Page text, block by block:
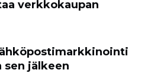
verkkokaupan
sen jälkeen